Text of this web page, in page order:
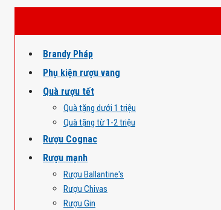
Brandy Pháp
Phụ kiện rượu vang
Quà rượu tết
Quà tặng dưới 1 triệu
Quà tặng từ 1-2 triệu
Rượu Cognac
Rượu mạnh
Rượu Ballantine's
Rượu Chivas
Rượu Gin